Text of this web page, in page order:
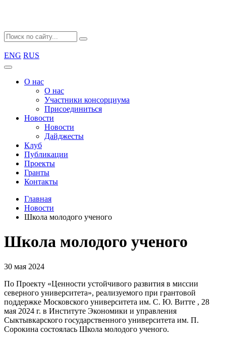
ENG RUS
О нас
О нас
Участники консорциума
Присоединиться
Новости
Новости
Дайджесты
Клуб
Публикации
Проекты
Гранты
Контакты
Главная
Новости
Школа молодого ученого
Школа молодого ученого
30 мая 2024
По Проекту «Ценности устойчивого развития в миссии
северного университета», реализуемого при грантовой
поддержке Московского университета им. С. Ю. Витте , 28
мая 2024 г. в Институте Экономики и управления
Сыктывкарского государственного университета им. П.
Сорокина состоялась Школа молодого ученого.